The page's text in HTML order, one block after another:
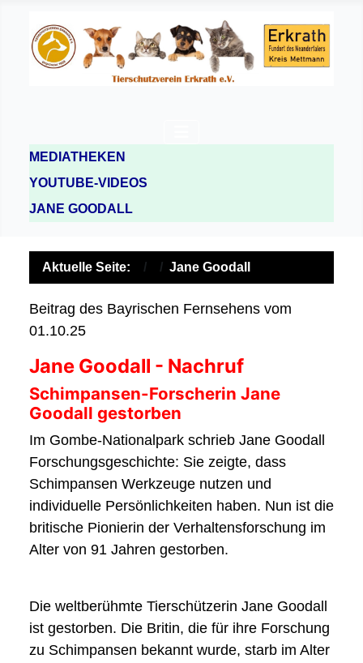
MEDIATHEKEN
YOUTUBE-VIDEOS
JANE GOODALL
Aktuelle Seite: Jane Goodall
Beitrag des Bayrischen Fernsehens vom
01.10.25
Jane Goodall - Nachruf
Schimpansen-Forscherin Jane
Goodall gestorben
Im Gombe-Nationalpark schrieb Jane Goodall
Forschungsgeschichte: Sie zeigte, dass
Schimpansen Werkzeuge nutzen und
individuelle Persönlichkeiten haben. Nun ist die
britische Pionierin der Verhaltensforschung im
Alter von 91 Jahren gestorben.
Die weltberühmte Tierschützerin Jane Goodall
ist gestorben. Die Britin, die für ihre Forschung
zu Schimpansen bekannt wurde, starb im Alter